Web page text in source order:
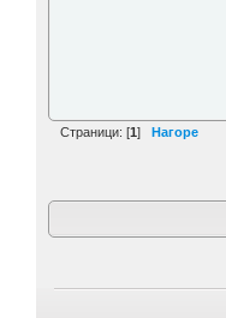
Страници: [1] Нагоре